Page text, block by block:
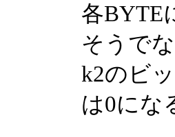
各BYTE
そうで
k2のビ
は0にな